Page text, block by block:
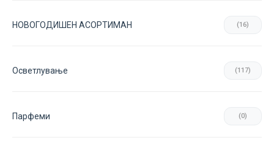
НОВОГОДИШЕН АСОРТИМАН (16)
Осветлување (117)
Парфеми (0)